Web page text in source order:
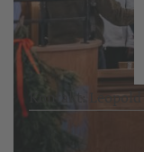
Kontakt: Leopold